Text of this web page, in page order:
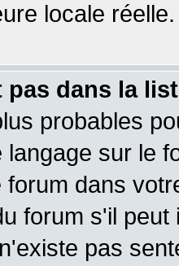
locale réelle.
pas dans la
probables
langage sur le
dans
forum s'il
pas